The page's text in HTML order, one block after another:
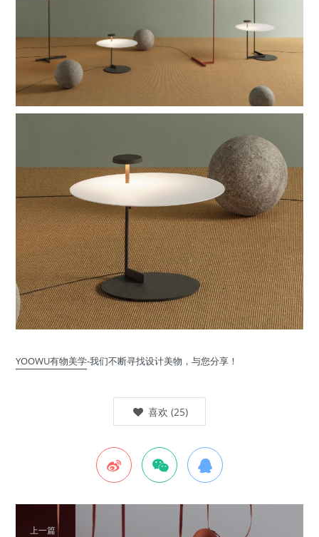
YOOWU有物美学-我们不断寻找设计美物，与您分享！
喜欢 (25)
上一篇